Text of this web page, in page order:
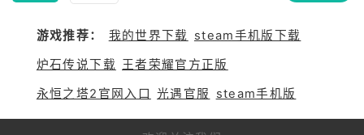
游戏推荐： 我的世界下载 steam手机版下载
炉石传说下载 王者荣耀官方正版
永恒之塔2官网入口 光遇官服 steam手机版